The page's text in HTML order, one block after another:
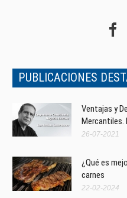
PUBLICACIONES
Ventajas y
Mercantiles.
26-07-2021
¿Qué es
carnes
22-02-2024